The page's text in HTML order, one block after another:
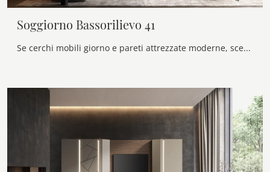
Soggiorno Bassorilievo 41
Se cerchi mobili giorno e pareti attrezzate moderne, scegli il modello Soggiorno Bassorilievo 41 di Voltan: clicca e scopri di più!